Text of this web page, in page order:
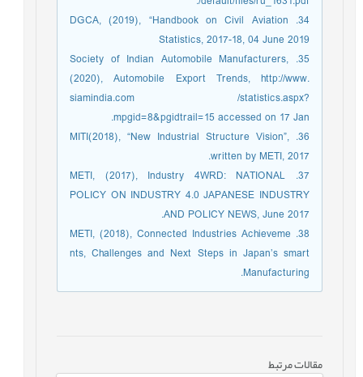
34. DGCA, (2019), “Handbook on Civil Aviation
Statistics, 2017-18, 04 June 2019
35. Society of Indian Automobile Manufacturers,
(2020), Automobile Export Trends, http://www.
siamindia.com /statistics.aspx?
mpgid=8&pgidtrail=15 accessed on 17 Jan.
36. MITI(2018), “New Industrial Structure Vision”,
written by METI, 2017.
37. METI, (2017), Industry 4WRD: NATIONAL
POLICY ON INDUSTRY 4.0 JAPANESE INDUSTRY
AND POLICY NEWS, June 2017.
38. METI, (2018), Connected Industries Achieveme
nts, Challenges and Next Steps in Japan’s smart
Manufacturing.
مقالات مرتبط